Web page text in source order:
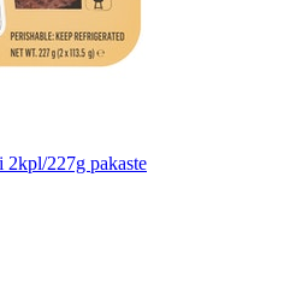
227g pakaste